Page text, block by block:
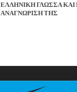
ΕΛΛΗΝΙΚΗ ΓΛΩΣΣΑ
ΑΝΑΓΝΩΡΙΣΗ ΤΗΣ